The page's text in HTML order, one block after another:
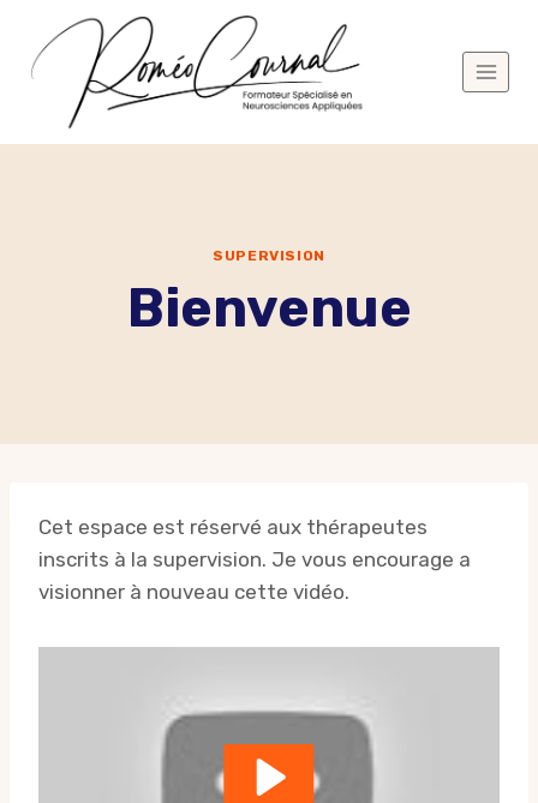
contenu
SUPERVISION
Bienvenue
Cet espace est réservé aux thérapeutes
inscrits à la supervision. Je vous encourage a
visionner à nouveau cette vidéo.